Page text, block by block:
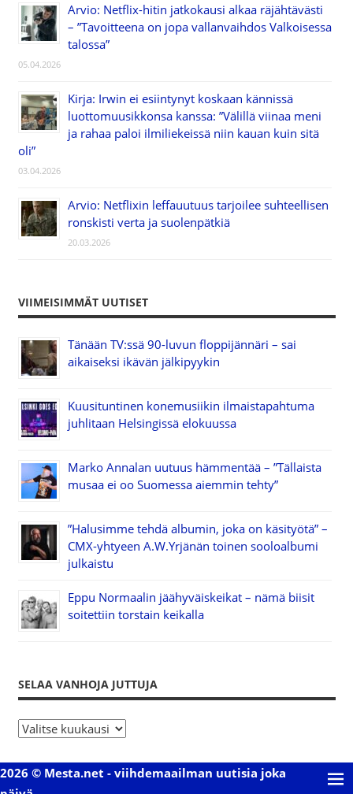
Arvio: Netflix-hitin jatkokausi alkaa räjähtävästi
– ”Tavoitteena on jopa vallanvaihdos Valkoisessa
talossa”
05.04.2026
Kirja: Irwin ei esiintynyt koskaan kännissä
luottomuusikkonsa kanssa: ”Välillä viinaa meni
ja rahaa paloi ilmiliekeissä niin kauan kuin sitä
oli”
03.04.2026
Arvio: Netflixin leffauutuus tarjoilee suhteellisen
ronskisti verta ja suolenpätkiä
20.03.2026
VIIMEISIMMÄT UUTISET
Tänään TV:ssä 90-luvun floppijännäri – sai
aikaiseksi ikävän jälkipyykin
Kuusituntinen konemusiikin ilmaistapahtuma
juhlitaan Helsingissä elokuussa
Marko Annalan uutuus hämmentää – ”Tällaista
musaa ei oo Suomessa aiemmin tehty”
”Halusimme tehdä albumin, joka on käsityötä” –
CMX-yhtyeen A.W.Yrjänän toinen sooloalbumi
julkaistu
Eppu Normaalin jäähyväiskeikat – nämä biisit
soitettiin torstain keikalla
SELAA VANHOJA JUTTUJA
S
l
a
2026 © Mesta.net - viihdemaailman uutisia joka